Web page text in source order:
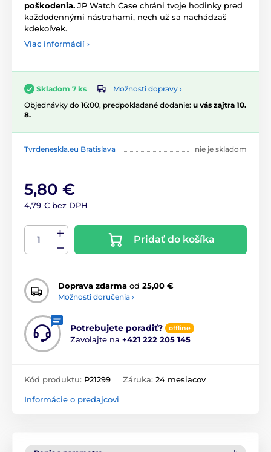
poškodenia. JP Watch Case chráni tvoje hodinky pred
každodennými nástrahami, nech už sa nachádzaš
kdekoľvek.
Viac informácií ›
Skladom 7 ks
Možnosti dopravy ›
Objednávky do 16:00, predpokladané dodanie: u vás zajtra 10.
8.
Tvrdeneskla.eu Bratislava nie je skladom
5,80 €
4,79 € bez DPH
Pridať do košíka
Doprava zdarma od 25,00 €
Možnosti doručenia ›
Potrebujete poradiť? offline
Zavolajte na +421 222 205 145
Kód produktu: P21299 Záruka: 24 mesiacov
Informácie o predajcovi